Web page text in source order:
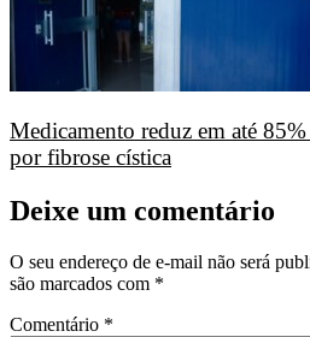
Medicamento reduz em até
por fibrose cística
Deixe um comentário
O seu endereço de e-mail não será
são marcados com *
Comentário *